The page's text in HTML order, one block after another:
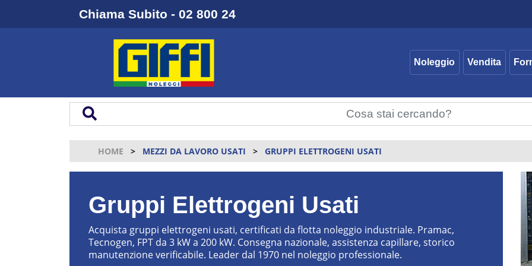
Chiama Subito - 02 800 24
Noleggio Vendita
HOME MEZZI DA LAVORO USATI GRUPPI ELETTROGENI USATI
Gruppi Elettrogeni Usati
Acquista gruppi elettrogeni usati, certificati da flotta noleggio industriale. Pramac,
Tecnogen, FPT da 3 kW a 200 kW. Consegna nazionale, assistenza capillare, storico
manutenzione verificabile. Leader dal 1970 nel noleggio professionale.